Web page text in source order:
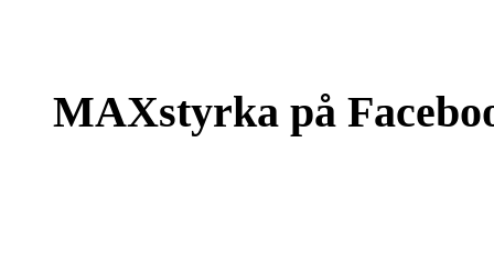
MAXstyrka på